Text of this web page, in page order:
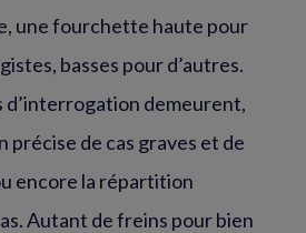
une fourchette haute pour
basses pour d’autres.
d’interrogation demeurent,
précise de cas graves et de
encore la répartition
Autant de freins pour bien